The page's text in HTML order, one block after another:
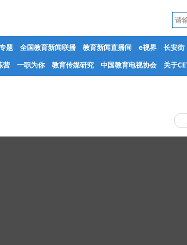
题 全国教育新闻联播 教育新闻直播间 e视界 长安街
营 一职为你 教育传媒研究 中国教育电视协会 关于